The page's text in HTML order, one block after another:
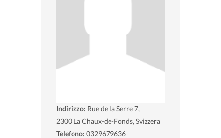
Indirizzo: Rue de la Serre 7,
2300 La Chaux-de-Fonds, Svizzera
Telefono: 0329679636